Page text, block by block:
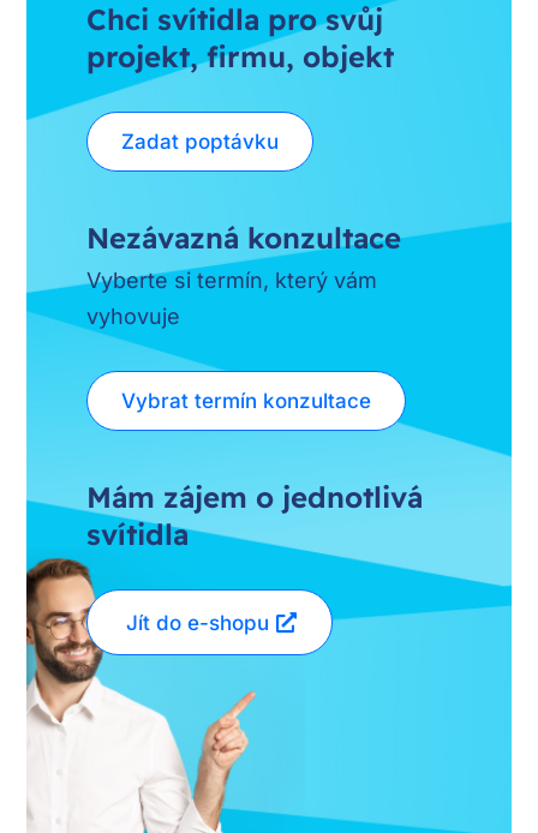
Chci svítidla pro svůj
projekt, firmu, objekt
Zadat poptávku
Nezávazná konzultace
Vyberte si termín, který vám
vyhovuje
Vybrat termín konzultace
Mám zájem o jednotlivá
svítidla
Jít do e-shopu